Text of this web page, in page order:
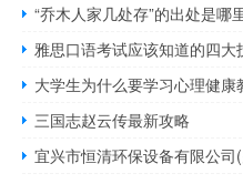
“乔木人家几处存”的出处是哪
雅思口语考试应该知道的四大
大学生为什么要学习心理健康
三国志赵云传最新攻略